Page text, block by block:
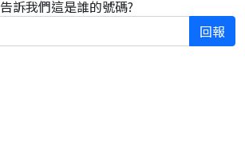
告訴我們這是誰的號碼?
回報